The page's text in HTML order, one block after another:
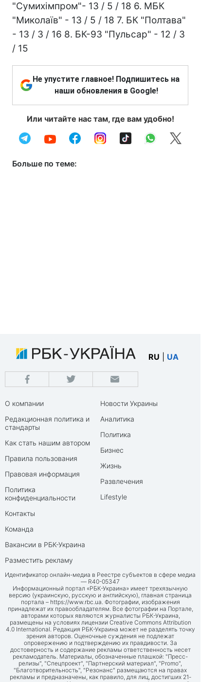
"Сумихімпром"- 13 / 5 / 18 6. МБК
"Миколаїв" - 13 / 5 / 18 7. БК "Полтава"
- 13 / 3 / 16 8. БК-93 "Пульсар" - 12 / 3
/ 15
Не упустите главное! Подпишитесь на
наши обновления в Google!
Или читайте нас там, где вам удобно!
Больше по теме:
RU UA
О компании
Редакционная политика и
стандарты
Как стать нашим автором
Правила пользования
Правовая информация
Политика
конфиденциальности
Контакты
Команда
Вакансии в РБК-Украина
Разместить рекламу
Новости Украины
Аналитика
Политика
Бизнес
Жизнь
Развлечения
Lifestyle
Идентификатор онлайн-медиа в Реестре субъектов в сфере медиа
— R40-05347
Информационный портал «РБК-Украина» имеет трехязычную
версию (украинскую, русскую и английскую), главная страница
портала – https://www.rbc.ua. Фотографии, изображения
принадлежат их правообладателям. Все фотографии на Портале,
авторами которых являются журналисты РБК-Украина,
размещены на условиях лицензии Creative Commons Attribution
4.0 International. Редакция РБК-Украина может не разделять точку
зрения авторов. Оценочные суждения не подлежат
опровержению и подтверждению их правдивости. За
достоверность и содержание рекламы ответственность несет
рекламодатель. Материалы, обозначенные плашкой: "Пресс-
релизы", "Спецпроект", "Партнерский материал", "Promo",
"Благотворительность", "Резонанс" размещаются на правах
рекламы и предназначены, как правило, для лиц, достигших 21-